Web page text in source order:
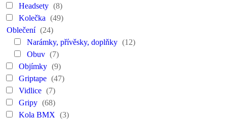
Headsety (8)
Kolečka (49)
Oblečení (24)
Narámky, přívěsky, doplňky (12)
Obuv (7)
Objímky (9)
Griptape (47)
Vidlice (7)
Gripy (68)
Kola BMX (3)